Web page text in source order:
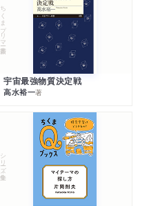
ちくまプリマー新書
宇宙最強物質決定戦
高水裕一著
シリーズ・全集